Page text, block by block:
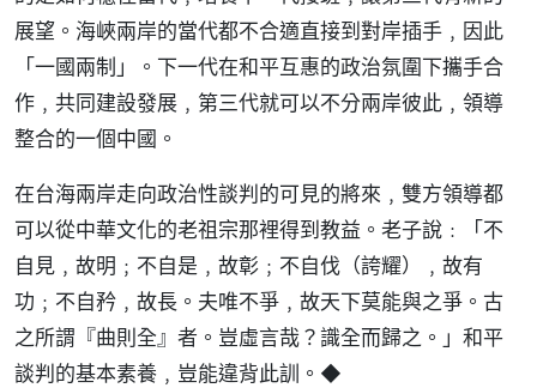
展望。海峽兩岸的當代都不合適直接到對岸插手﹐因此
「一國兩制」。下一代在和平互惠的政治氛圍下攜手合
作﹐共同建設發展﹐第三代就可以不分兩岸彼此﹐領導
整合的一個中國。
在台海兩岸走向政治性談判的可見的將來﹐雙方領導都
可以從中華文化的老祖宗那裡得到教益。老子說﹕「不
自見﹐故明﹔不自是﹐故彰﹔不自伐（誇耀）﹐故有
功﹔不自矜﹐故長。夫唯不爭﹐故天下莫能與之爭。古
之所謂『曲則全』者。豈虛言哉？識全而歸之。」和平
談判的基本素養﹐豈能違背此訓。◆